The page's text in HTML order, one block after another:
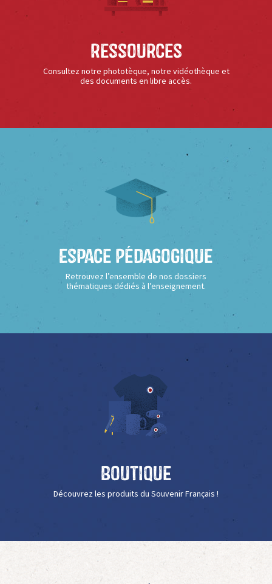
Ressources
Consultez notre phototèque, notre vidéothèque et
des documents en libre accès.
Espace Pédagogique
Retrouvez l’ensemble de nos dossiers
thématiques dédiés à l’enseignement.
Boutique
Découvrez les produits du Souvenir Français !